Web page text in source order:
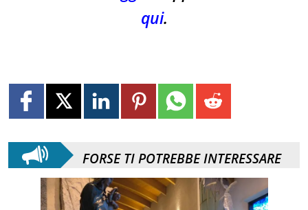
qui.
FORSE TI POTREBBE INTERESSARE